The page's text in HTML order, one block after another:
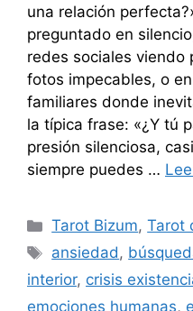
una relación
preguntado en
redes sociales viendo
fotos impecables, o
familiares donde
la típica frase: «¿Y tú
presión silenciosa,
siempre puedes …
Categorías
Tarot Bizum,Tarot
Etiquetas
ansiedad,
interior, crisis
emociones humanas,